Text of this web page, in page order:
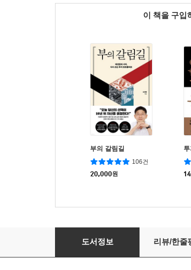
이 책을 구입
부의 갈림길
106건
20,000원
일상에서 발견한 물리학의 쓸모
도서정보 리뷰/한줄